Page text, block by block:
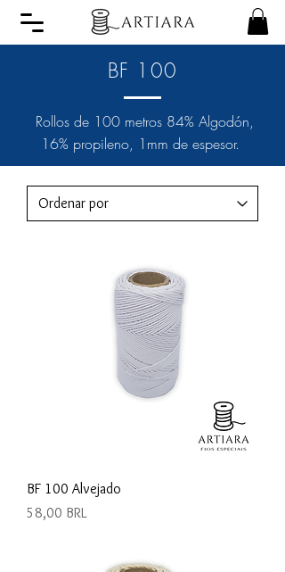
BF 100
Rollos de 100 metros 84% Algodón,
16% propileno, 1mm de espesor.
BF 100 Alvejado
Precio
58,00 BRL